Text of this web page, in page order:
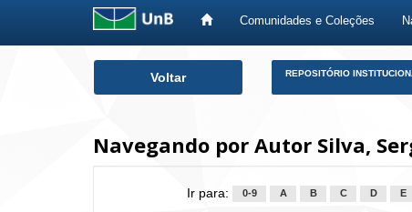
Comunidades e Coleções
Voltar REPOSITÓRIO
Navegando por Autor Silva,
Ir para: 0-9 A B C D E